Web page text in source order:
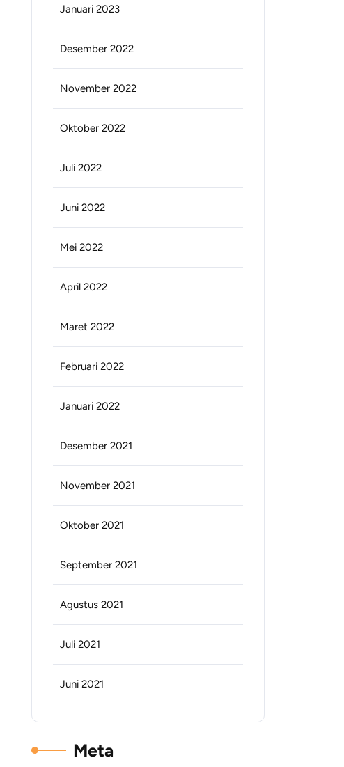
Januari 2023
Desember 2022
November 2022
Oktober 2022
Juli 2022
Juni 2022
Mei 2022
April 2022
Maret 2022
Februari 2022
Januari 2022
Desember 2021
November 2021
Oktober 2021
September 2021
Agustus 2021
Juli 2021
Juni 2021
Meta